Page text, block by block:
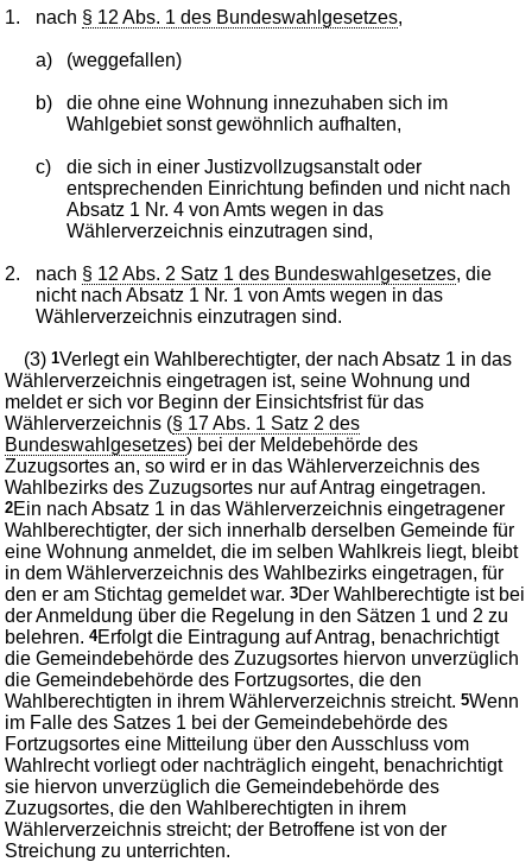
1. nach § 12 Abs. 1 des Bundeswahlgesetzes,
a) (weggefallen)
b)
die ohne eine Wohnung innezuhaben sich im
Wahlgebiet sonst gewöhnlich aufhalten,
c)
die sich in einer Justizvollzugsanstalt oder
entsprechenden Einrichtung befinden und nicht nach
Absatz 1 Nr. 4 von Amts wegen in das
Wählerverzeichnis einzutragen sind,
2. nach § 12 Abs. 2 Satz 1 des Bundeswahlgesetzes, die
nicht nach Absatz 1 Nr. 1 von Amts wegen in das
Wählerverzeichnis einzutragen sind.
(3)1Verlegt ein Wahlberechtigter, der nach Absatz 1 in das
Wählerverzeichnis eingetragen ist, seine Wohnung und
meldet er sich vor Beginn der Einsichtsfrist für das
Wählerverzeichnis (§ 17 Abs. 1 Satz 2 des
Bundeswahlgesetzes) bei der Meldebehörde des
Zuzugsortes an, so wird er in das Wählerverzeichnis des
Wahlbezirks des Zuzugsortes nur auf Antrag eingetragen.
2Ein nach Absatz 1 in das Wählerverzeichnis eingetragener
Wahlberechtigter, der sich innerhalb derselben Gemeinde für
eine Wohnung anmeldet, die im selben Wahlkreis liegt, bleibt
in dem Wählerverzeichnis des Wahlbezirks eingetragen, für
den er am Stichtag gemeldet war.3Der Wahlberechtigte ist bei
der Anmeldung über die Regelung in den Sätzen 1 und 2 zu
belehren.4Erfolgt die Eintragung auf Antrag, benachrichtigt
die Gemeindebehörde des Zuzugsortes hiervon unverzüglich
die Gemeindebehörde des Fortzugsortes, die den
Wahlberechtigten in ihrem Wählerverzeichnis streicht.5Wenn
im Falle des Satzes 1 bei der Gemeindebehörde des
Fortzugsortes eine Mitteilung über den Ausschluss vom
Wahlrecht vorliegt oder nachträglich eingeht, benachrichtigt
sie hiervon unverzüglich die Gemeindebehörde des
Zuzugsortes, die den Wahlberechtigten in ihrem
Wählerverzeichnis streicht; der Betroffene ist von der
Streichung zu unterrichten.